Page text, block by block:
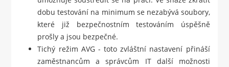
dobu testování na minimum se nezabývá soubory,
které již bezpečnostním testováním úspěšně
prošly a jsou bezpečné.
Tichý režim AVG - toto zvláštní nastavení přináší
zaměstnancům a správcům IT další možnosti